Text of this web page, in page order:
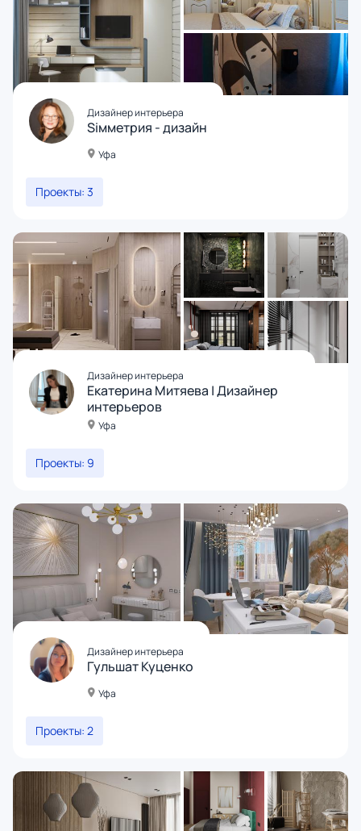
Дизайнер интерьера
Siмметрия - дизайн
Уфа
Проекты: 3
Дизайнер интерьера
Екатерина Митяева | Дизайнер
интерьеров
Уфа
Проекты: 9
Дизайнер интерьера
Гульшат Куценко
Уфа
Проекты: 2